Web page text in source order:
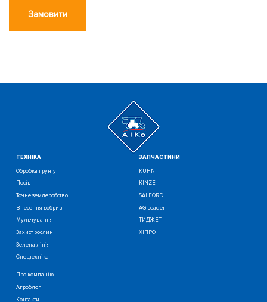
Замовити
ТЕХНIКА
Обробка грунту
Посiв
Точне землеробство
Внесення добрив
Мульчування
Захист рослин
Зелена лінія
Спецтехніка
ЗАПЧАСТИНИ
KUHN
KINZE
SALFORD
AG Leader
ТИДЖЕТ
ХІПРО
Про компанію
Агроблог
Контакти